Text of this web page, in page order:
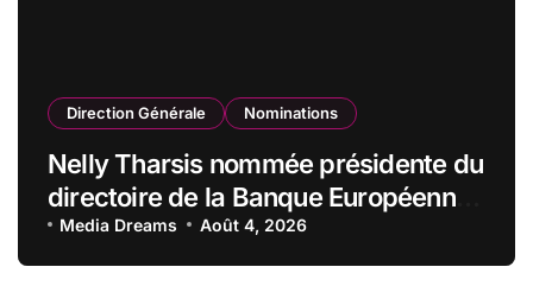
Direction Générale Nominations
Nelly Tharsis nommée présidente du
directoire de la Banque Européenne
du Crédit Mutuel
Media Dreams Août 4, 2026